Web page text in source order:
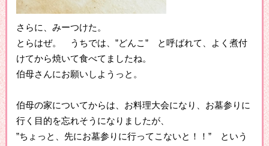
さらに、みーつけた。
とらはぜ。 うちでは、”どんこ” と呼ばれて、よく煮付
けてから焼いて食べてましたね。
伯母さんにお願いしようっと。
伯母の家についてからは、お料理大会になり、お墓参りに
行く目的を忘れそうになりましたが、
”ちょっと、先にお墓参りに行ってこないと！！” という